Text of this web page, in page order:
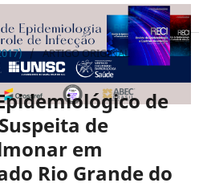
/ ARTIGO ORIGINAL
de
de
em
Rio Grande do